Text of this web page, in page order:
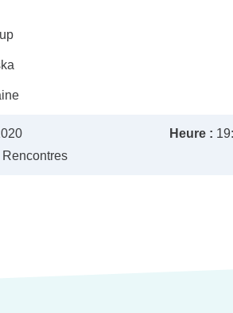
Heure :
Rencontres